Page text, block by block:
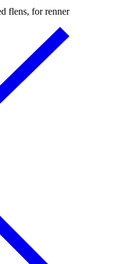
flens, for renner